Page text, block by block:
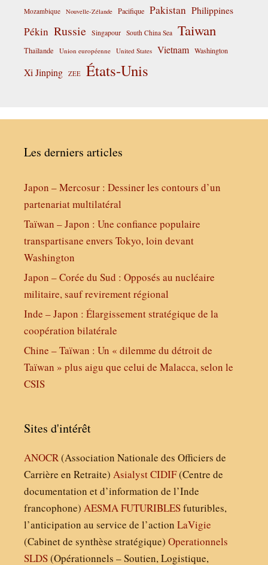
Mozambique Nouvelle-Zélande Pacifique Pakistan Philippines
Pékin Russie Singapour South China Sea Taiwan
Thaïlande Union européenne United States Vietnam Washington
Xi Jinping ZEE États-Unis
Les derniers articles
Japon – Mercosur : Dessiner les contours d’un
partenariat multilatéral
Taïwan – Japon : Une confiance populaire
transpartisane envers Tokyo, loin devant
Washington
Japon – Corée du Sud : Opposés au nucléaire
militaire, sauf revirement régional
Inde – Japon : Élargissement stratégique de la
coopération bilatérale
Chine – Taïwan : Un « dilemme du détroit de
Taïwan » plus aigu que celui de Malacca, selon le
CSIS
Sites d'intérêt
ANOCR(Association Nationale des Officiers de
Carrière en Retraite) AsialystCIDIF(Centre de
documentation et d’information de l’Inde
francophone) AESMAFUTURIBLESfuturibles,
l’anticipation au service de l’action LaVigie
(Cabinet de synthèse stratégique) Operationnels
SLDS(Opérationnels – Soutien, Logistique,